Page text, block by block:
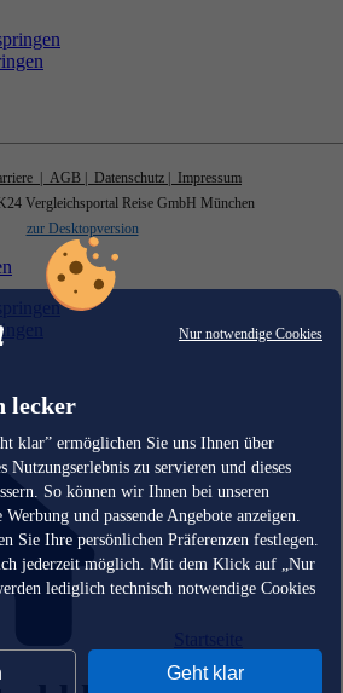
Nur notwendige Cookies
lecker
klar” ermöglichen Sie uns Ihnen über
Nutzungserlebnis zu servieren und dieses
So können wir Ihnen bei unseren
und passende Angebote anzeigen.
Sie Ihre persönlichen Präferenzen festlegen.
jederzeit möglich. Mit dem Klick auf „Nur
lediglich technisch notwendige Cookies
Geht klar
| AGB | Datenschutz
| Impressum
Vergleichsportal Reise GmbH München
zur Desktopversion